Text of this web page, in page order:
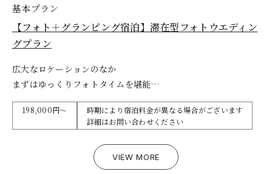
中伊豆ワイナリーのワインを堪能できる
伊豆産ワインのペアリングコース
一皿一皿にペアリングしたワインを1杯ずつ
また、ビールなどのアルコールとソフトドリンクもフリーフローに
てご提供
VIEW MORE
基本プラン
【2027年1月～3月早期特別価格】新春ワイナリーロケ
ーションフォトプラン
99,000円～ （土・日・祝日はプラス55,000円）
VIEW MORE
基本プラン
【おふたりの希望が叶う】ワイナリーロケーションフォ
トプラン
121,000円～ （土・日・祝日はプラス55,000円）
VIEW MORE
基本プラン
【フォト＋グランピング宿泊】滞在型フォトウエディン
グプラン
広大なロケーションのなか
まずはゆっくりフォトタイムを堪能
撮影後は伊豆の食材を取り入れたコース仕立てのBBQやワイン
飲み放題付きのグランピング施設を楽しむロングdayプランで
す
おふたりで ご家族と 愛犬と
ウェディング撮影の余韻に浸りながらグランピング施設をお楽
198,000円～
時期により宿泊料金が異なる場合がございます
詳細はお問い合わせください
VIEW MORE
ぶどう畑が一望できるシャトー最上階のレストランで堪能
できる
サマーウエディングプラン
880,000円(20名) ※適用人数：20名～40名
VIEW MORE
【FRANCK MULLER Wedding×中伊豆ワイナリー 】
フランク ミュラー ウエディングプラン
VIEW MORE
おふたりが育てた葡萄がワインになる
ウエディングアニバーサリーワインプラン
VIEW MORE
中伊豆ワイナリーのワインを堪能できる
伊豆産ワインのペアリングコース
一皿一皿にペアリングしたワインを1杯ずつ
また、ビールなどのアルコールとソフトドリンクもフリーフローに
てご提供
VIEW MORE
基本プラン
【2027年1月～3月早期特別価格】新春ワイナリーロケ
ーションフォトプラン
99,000円～ （土・日・祝日はプラス55,000円）
VIEW MORE